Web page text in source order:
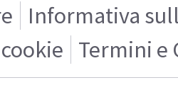
Informativa
Termini e